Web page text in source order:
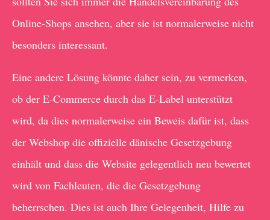
Online-Shops ansehen, aber sie ist normalerweise nicht
besonders interessant.
Eine andere Lösung könnte daher sein, zu vermerken,
ob der E-Commerce durch das E-Label unterstützt
wird, da dies normalerweise ein Beweis dafür ist, dass
der Webshop die offizielle dänische Gesetzgebung
einhält und dass die Website gelegentlich neu bewertet
wird von Fachleuten, die die Gesetzgebung
beherrschen. Dies ist auch Ihre Gelegenheit, Hilfe zu